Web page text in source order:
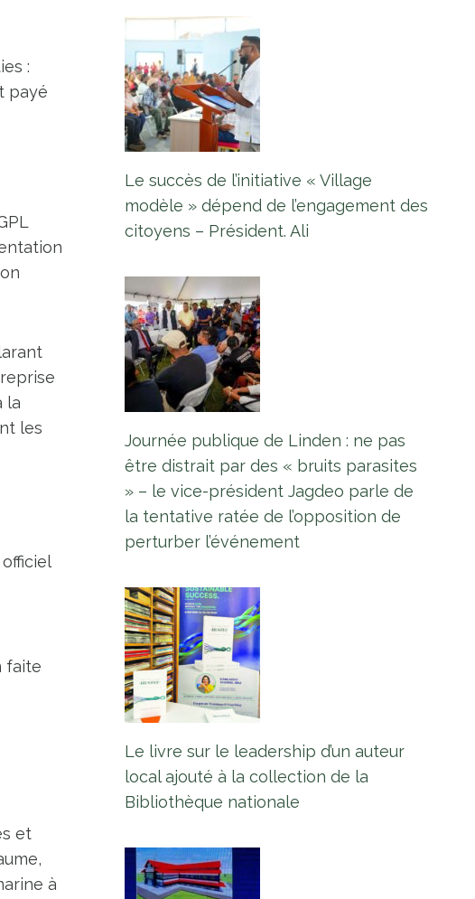
:
payé
la
les
faite
et
à
Le succès de l’initiative « Village
modèle » dépend de l’engagement des
citoyens – Président. Ali
Journée publique de Linden : ne pas
être distrait par des « bruits parasites
» – le vice-président Jagdeo parle de
la tentative ratée de l’opposition de
perturber l’événement
Le livre sur le leadership d’un auteur
local ajouté à la collection de la
Bibliothèque nationale